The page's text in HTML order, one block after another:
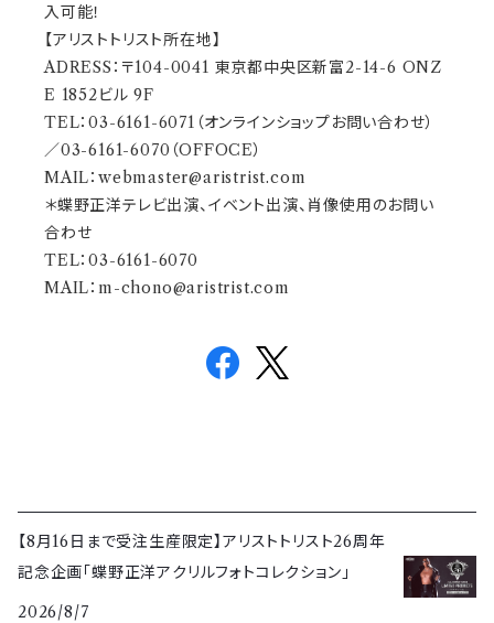
入可能！
【アリストトリスト所在地】
ADRESS：〒104-0041 東京都中央区新富2-14-6 ONZ
E 1852ビル 9F
TEL：03-6161-6071（オンラインショップお問い合わせ）
／03-6161-6070（OFFOCE）
MAIL： webmaster@aristrist.com
＊蝶野正洋テレビ出演、イベント出演、肖像使用のお問い
合わせ
TEL：03-6161-6070
MAIL： m-chono@aristrist.com
【8月16日まで受注生産限定】アリストトリスト26周年
記念企画「蝶野正洋アクリルフォトコレクション」
2026/8/7